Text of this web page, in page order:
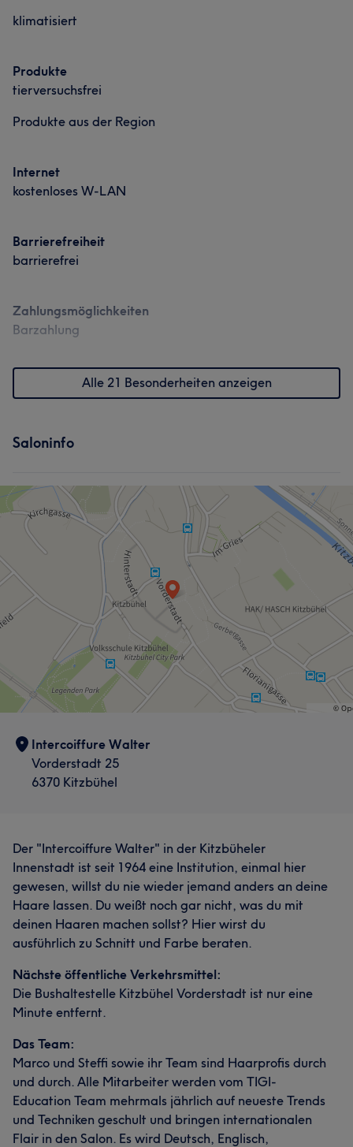
Was unsere Kunden über Marco sagen
Professionell 32 Kompetent
klimatisiert
Produkte
tierversuchsfrei
Produkte aus der Region
Internet
kostenloses W-LAN
Barrierefreiheit
barrierefrei
Zahlungsmöglichkeiten
Barzahlung
Alle 21 Besonderheiten anzeigen
Saloninfo
Intercoiffure Walter
Vorderstadt 25
6370 Kitzbühel
Der "Intercoiffure Walter" in der Kitzbüheler
Innenstadt ist seit 1964 eine Institution, einmal hier
gewesen, willst du nie wieder jemand anders an deine
Haare lassen. Du weißt noch gar nicht, was du mit
deinen Haaren machen sollst? Hier wirst du
ausführlich zu Schnitt und Farbe beraten.
Nächste öffentliche Verkehrsmittel:
Die Bushaltestelle Kitzbühel Vorderstadt ist nur eine
Minute entfernt.
Das Team:
Marco und Steffi sowie ihr Team sind Haarprofis durch
und durch. Alle Mitarbeiter werden vom TIGI-
Education Team mehrmals jährlich auf neueste Trends
und Techniken geschult und bringen internationalen
Flair in den Salon. Es wird Deutsch, Englisch,